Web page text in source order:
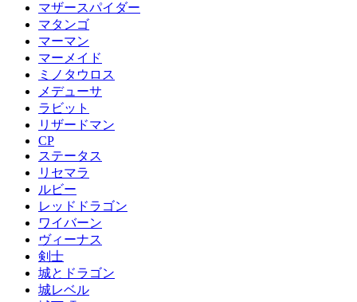
マザースパイダー
マタンゴ
マーマン
マーメイド
ミノタウロス
メデューサ
ラビット
リザードマン
CP
ステータス
リセマラ
ルビー
レッドドラゴン
ワイバーン
ヴィーナス
剣士
城とドラゴン
城レベル